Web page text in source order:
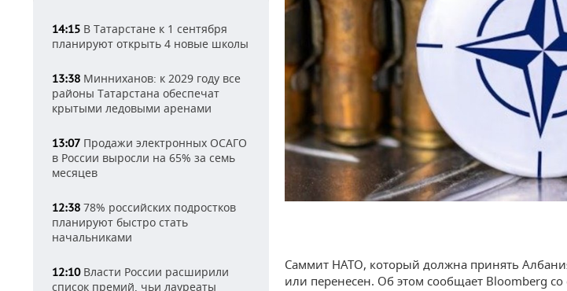
14:15 В Татарстане к 1 сентября
планируют открыть 4 новые школы
13:38 Минниханов: к 2029 году все
районы Татарстана обеспечат
крытыми ледовыми аренами
13:07 Продажи электронных ОСАГО
в России выросли на 65% за семь
месяцев
12:38 78% российских подростков
планируют быстро стать
начальниками
12:10Власти России расширили
список премий, чьи лауреаты
Саммит НАТО, который должна принять
или перенесен. Об этом сообщает Bloomberg